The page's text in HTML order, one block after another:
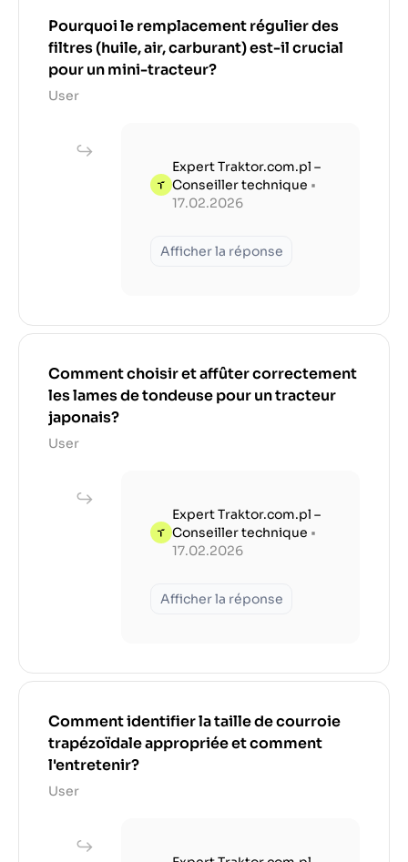
Pourquoi le remplacement régulier des
filtres (huile, air, carburant) est-il crucial
pour un mini-tracteur?
User
Expert Traktor.com.pl –
Conseiller technique •
17.02.2026
Afficher la réponse
Comment choisir et affûter correctement
les lames de tondeuse pour un tracteur
japonais?
User
Expert Traktor.com.pl –
Conseiller technique •
17.02.2026
Afficher la réponse
Comment identifier la taille de courroie
trapézoïdale appropriée et comment
l'entretenir?
User